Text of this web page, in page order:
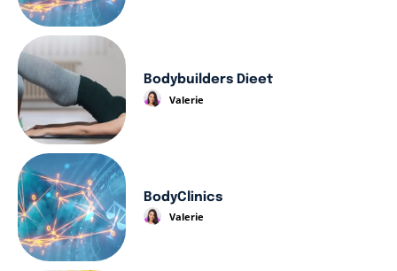
Bodybuilders Dieet
Valerie
BodyClinics
Valerie